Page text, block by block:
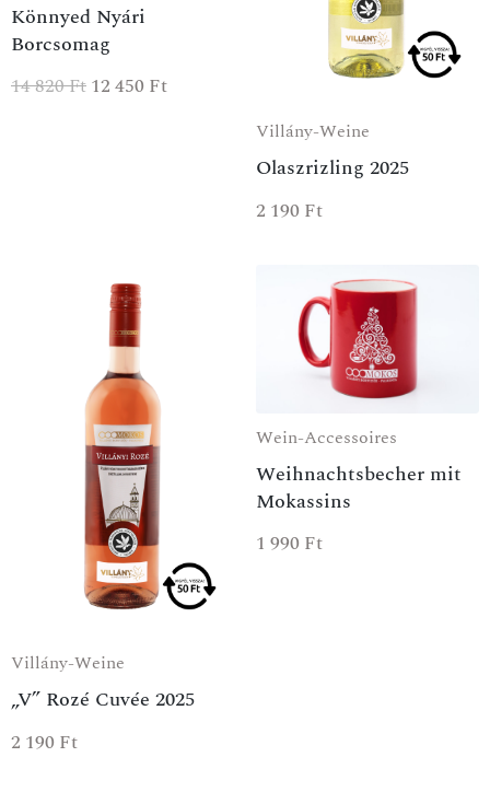
Könnyed Nyári
Borcsomag
14 820Ft12 450 Ft
Villány-Weine
Olaszrizling 2025
2 190 Ft
Villány-Weine
„V” Rozé Cuvée 2025
2 190 Ft
Wein-Accessoires
Weihnachtsbecher mit
Mokassins
1 990 Ft
SPEZIALANGEBOT